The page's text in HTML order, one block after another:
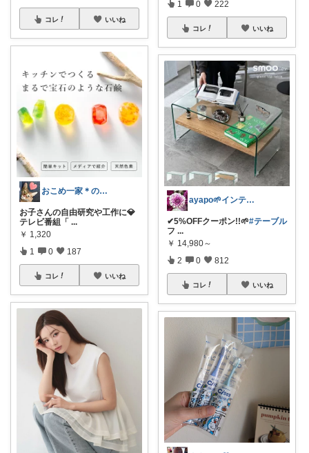
コレ いいね
おこめ一家＊のんびり復帰🏖️
お子さんの自由研究や工作に💎
テレビ番組「 ...
￥ 1,320
1 0 187
コレ いいね
1 0 222
コレ いいね
ayapo🌱インテリア&雑貨
✔︎5%OFFクーポン!!🌱#テーブル
フ ...
￥ 14,980～
2 0 812
コレ いいね